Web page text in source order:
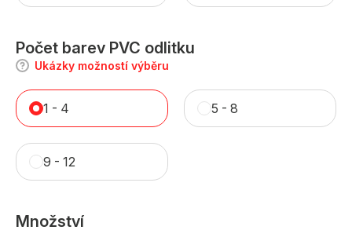
Počet barev PVC odlitku
Ukázky možností výběru
1 - 4 5 - 8
9 - 12
Množství